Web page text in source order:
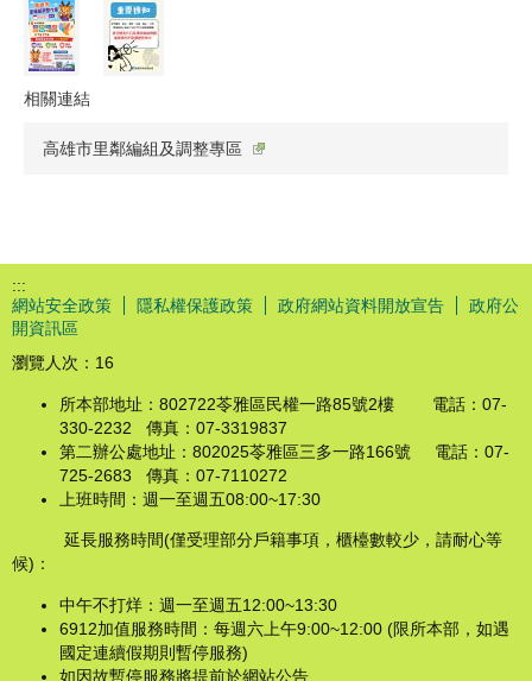
相關連結
高雄市里鄰編組及調整專區
:::
網站安全政策
隱私權保護政策 政府網站資料開放宣告
政府公
開資訊區
瀏覽人次： 16
所本部地址：802722苓雅區民權一路85號2樓 電話：07-
330-2232 傳真：07-3319837
第二辦公處地址：802025苓雅區三多一路166號 電話：07-
725-2683 傳真：07-7110272
上班時間：週一至週五08:00~17:30
延長服務時間(僅受理部分戶籍事項，櫃檯數較少，請耐心等
候)：
中午不打烊：週一至週五12:00~13:30
6912加值服務時間：每週六上午9:00~12:00 (限所本部，如遇
國定連續假期則暫停服務)
如因故暫停服務將提前於網站公告